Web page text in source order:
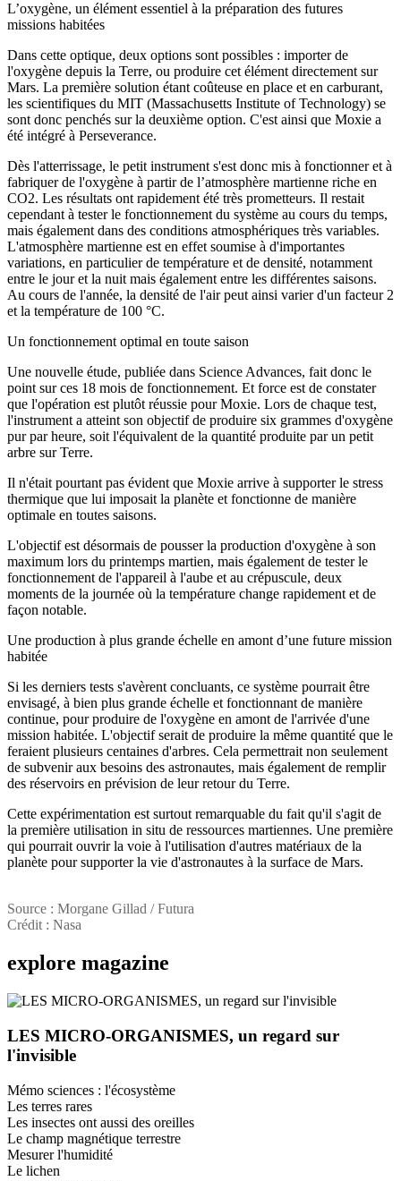
L’oxygène, un élément essentiel à la préparation des futures
missions habitées
Dans cette optique, deux options sont possibles : importer de
l'oxygène depuis la Terre, ou produire cet élément directement sur
Mars. La première solution étant coûteuse en place et en carburant,
les scientifiques du MIT (Massachusetts Institute of Technology) se
sont donc penchés sur la deuxième option. C'est ainsi que Moxie a
été intégré à Perseverance.
Dès l'atterrissage, le petit instrument s'est donc mis à fonctionner et à
fabriquer de l'oxygène à partir de l’atmosphère martienne riche en
CO2. Les résultats ont rapidement été très prometteurs. Il restait
cependant à tester le fonctionnement du système au cours du temps,
mais également dans des conditions atmosphériques très variables.
L'atmosphère martienne est en effet soumise à d'importantes
variations, en particulier de température et de densité, notamment
entre le jour et la nuit mais également entre les différentes saisons.
Au cours de l'année, la densité de l'air peut ainsi varier d'un facteur 2
et la température de 100 °C.
Un fonctionnement optimal en toute saison
Une nouvelle étude, publiée dans Science Advances, fait donc le
point sur ces 18 mois de fonctionnement. Et force est de constater
que l'opération est plutôt réussie pour Moxie. Lors de chaque test,
l'instrument a atteint son objectif de produire six grammes d'oxygène
pur par heure, soit l'équivalent de la quantité produite par un petit
arbre sur Terre.
Il n'était pourtant pas évident que Moxie arrive à supporter le stress
thermique que lui imposait la planète et fonctionne de manière
optimale en toutes saisons.
L'objectif est désormais de pousser la production d'oxygène à son
maximum lors du printemps martien, mais également de tester le
fonctionnement de l'appareil à l'aube et au crépuscule, deux
moments de la journée où la température change rapidement et de
façon notable.
Une production à plus grande échelle en amont d’une future mission
habitée
Si les derniers tests s'avèrent concluants, ce système pourrait être
envisagé, à bien plus grande échelle et fonctionnant de manière
continue, pour produire de l'oxygène en amont de l'arrivée d'une
mission habitée. L'objectif serait de produire la même quantité que le
feraient plusieurs centaines d'arbres. Cela permettrait non seulement
de subvenir aux besoins des astronautes, mais également de remplir
des réservoirs en prévision de leur retour du Terre.
Cette expérimentation est surtout remarquable du fait qu'il s'agit de
la première utilisation in situ de ressources martiennes. Une première
qui pourrait ouvrir la voie à l'utilisation d'autres matériaux de la
planète pour supporter la vie d'astronautes à la surface de Mars.
Source : Morgane Gillad / Futura
Crédit : Nasa
explore magazine
LES MICRO-ORGANISMES, un regard sur
l'invisible
Mémo sciences : l'écosystème
Les terres rares
Les insectes ont aussi des oreilles
Le champ magnétique terrestre
Mesurer l'humidité
Le lichen